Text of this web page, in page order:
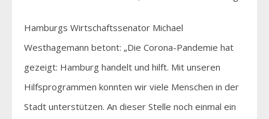
Hamburgs Wirtschaftssenator Michael
Westhagemann betont: „Die Corona-Pandemie hat
gezeigt: Hamburg handelt und hilft. Mit unseren
Hilfsprogrammen konnten wir viele Menschen in der
Stadt unterstützen. An dieser Stelle noch einmal ein